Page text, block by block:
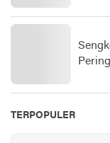
TERPOPULER